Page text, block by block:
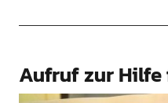
Aufruf zur